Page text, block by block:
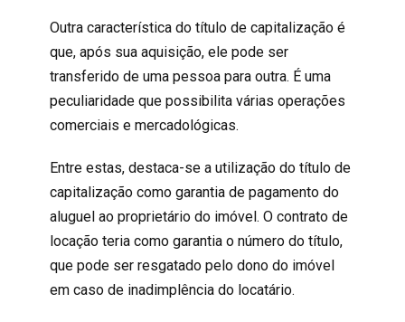
Outra característica do título de capitalização é
que, após sua aquisição, ele pode ser
transferido de uma pessoa para outra. É uma
peculiaridade que possibilita várias operações
comerciais e mercadológicas.
Entre estas, destaca-se a utilização do título de
capitalização como garantia de pagamento do
aluguel ao proprietário do imóvel. O contrato de
locação teria como garantia o número do título,
que pode ser resgatado pelo dono do imóvel
em caso de inadimplência do locatário.